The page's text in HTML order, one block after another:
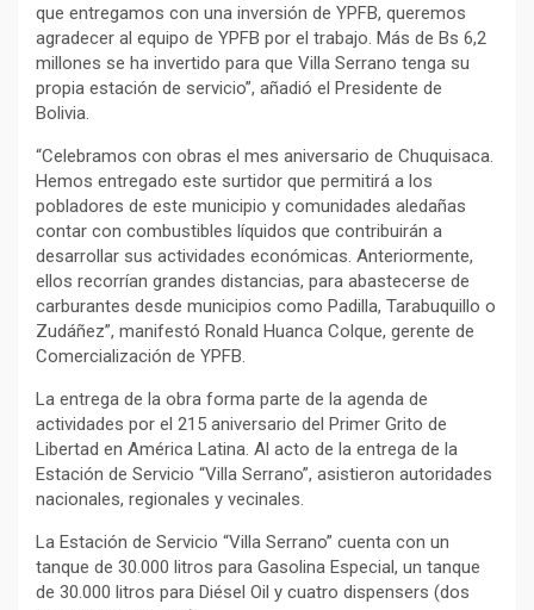
que entregamos con una inversión de YPFB, queremos
agradecer al equipo de YPFB por el trabajo. Más de Bs 6,2
millones se ha invertido para que Villa Serrano tenga su
propia estación de servicio”, añadió el Presidente de
Bolivia.
“Celebramos con obras el mes aniversario de Chuquisaca.
Hemos entregado este surtidor que permitirá a los
pobladores de este municipio y comunidades aledañas
contar con combustibles líquidos que contribuirán a
desarrollar sus actividades económicas. Anteriormente,
ellos recorrían grandes distancias, para abastecerse de
carburantes desde municipios como Padilla, Tarabuquillo o
Zudáñez”, manifestó Ronald Huanca Colque, gerente de
Comercialización de YPFB.
La entrega de la obra forma parte de la agenda de
actividades por el 215 aniversario del Primer Grito de
Libertad en América Latina. Al acto de la entrega de la
Estación de Servicio “Villa Serrano”, asistieron autoridades
nacionales, regionales y vecinales.
La Estación de Servicio “Villa Serrano” cuenta con un
tanque de 30.000 litros para Gasolina Especial, un tanque
de 30.000 litros para Diésel Oil y cuatro dispensers (dos